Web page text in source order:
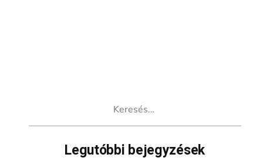
Legutóbbi bejegyzések